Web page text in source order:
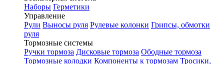
Наборы Герметики
Управление
Рули Выносы руля Рулевые колонки Грипсы, обмотки
руля
Тормозные системы
Ручки тормоза Дисковые тормоза Ободные тормоза
Тормозные колодки Компоненты к тормозам Тросики,